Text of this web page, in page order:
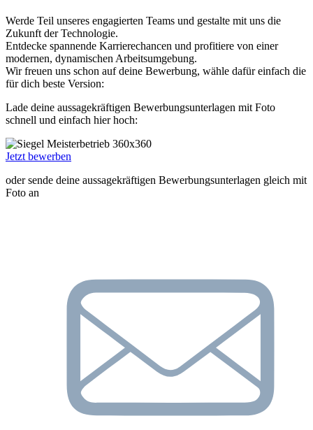
Werde Teil unseres engagierten Teams und gestalte mit uns die
Zukunft der Technologie.
Entdecke spannende Karrierechancen und profitiere von einer
modernen, dynamischen Arbeitsumgebung.
Wir freuen uns schon auf deine Bewerbung, wähle dafür einfach die
für dich beste Version:
Lade deine aussagekräftigen Bewerbungsunterlagen mit Foto
schnell und einfach hier hoch:
Jetzt bewerben
oder sende deine aussagekräftigen Bewerbungsunterlagen gleich mit
Foto an